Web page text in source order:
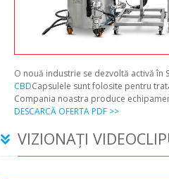
O nouă industrie se dezvoltă activă în
CBDCapsulele sunt folosite pentru
Compania noastra produce
DESCARCĂ OFERTA PDF >>
VIZIONAȚI